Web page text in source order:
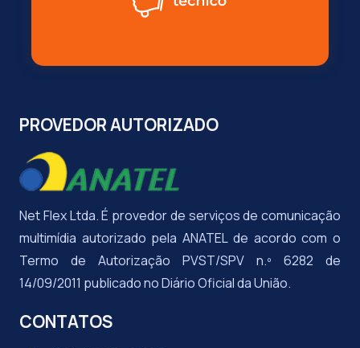
PROVEDOR AUTORIZADO
Net Flex Ltda. É provedor de serviços de comunicação
multimídia autorizado pela ANATEL de acordo com o
Termo de Autorização PVST/SPV n.º 6282 de
14/09/2011 publicado no Diário Oficial da União.
CONTATOS